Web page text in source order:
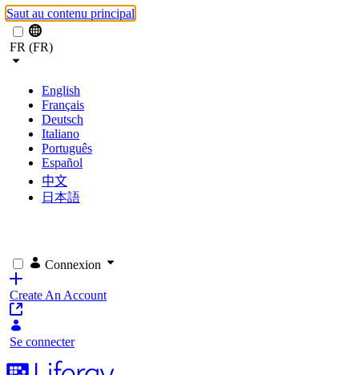
Saut au contenu principal
FR (FR)
English
Français
Deutsch
Italiano
Português
Español
中文
日本語
Connexion
Create An Account
Se connecter